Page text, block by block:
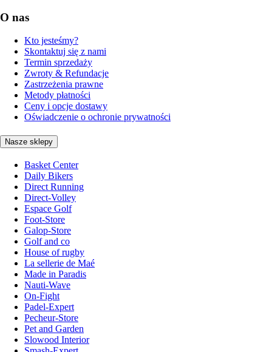
O nas
Kto jesteśmy?
Skontaktuj się z nami
Termin sprzedaży
Zwroty & Refundacje
Zastrzeżenia prawne
Metody płatności
Ceny i opcje dostawy
Oświadczenie o ochronie prywatności
Nasze sklepy
Basket Center
Daily Bikers
Direct Running
Direct-Volley
Espace Golf
Foot-Store
Galop-Store
Golf and co
House of rugby
La sellerie de Maé
Made in Paradis
Nauti-Wave
On-Fight
Padel-Expert
Pecheur-Store
Pet and Garden
Slowood Interior